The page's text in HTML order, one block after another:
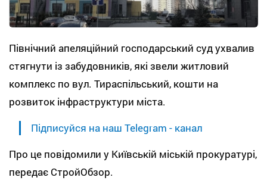
Північний апеляційний господарський суд ухвалив
стягнути із забудовників, які звели житловий
комплекс по вул. Тираспільський, кошти на
розвиток інфраструктури міста.
Підписуйся на наш Telegram - канал
Про це повідомили у Київській міській прокуратурі,
передає СтройОбзор.